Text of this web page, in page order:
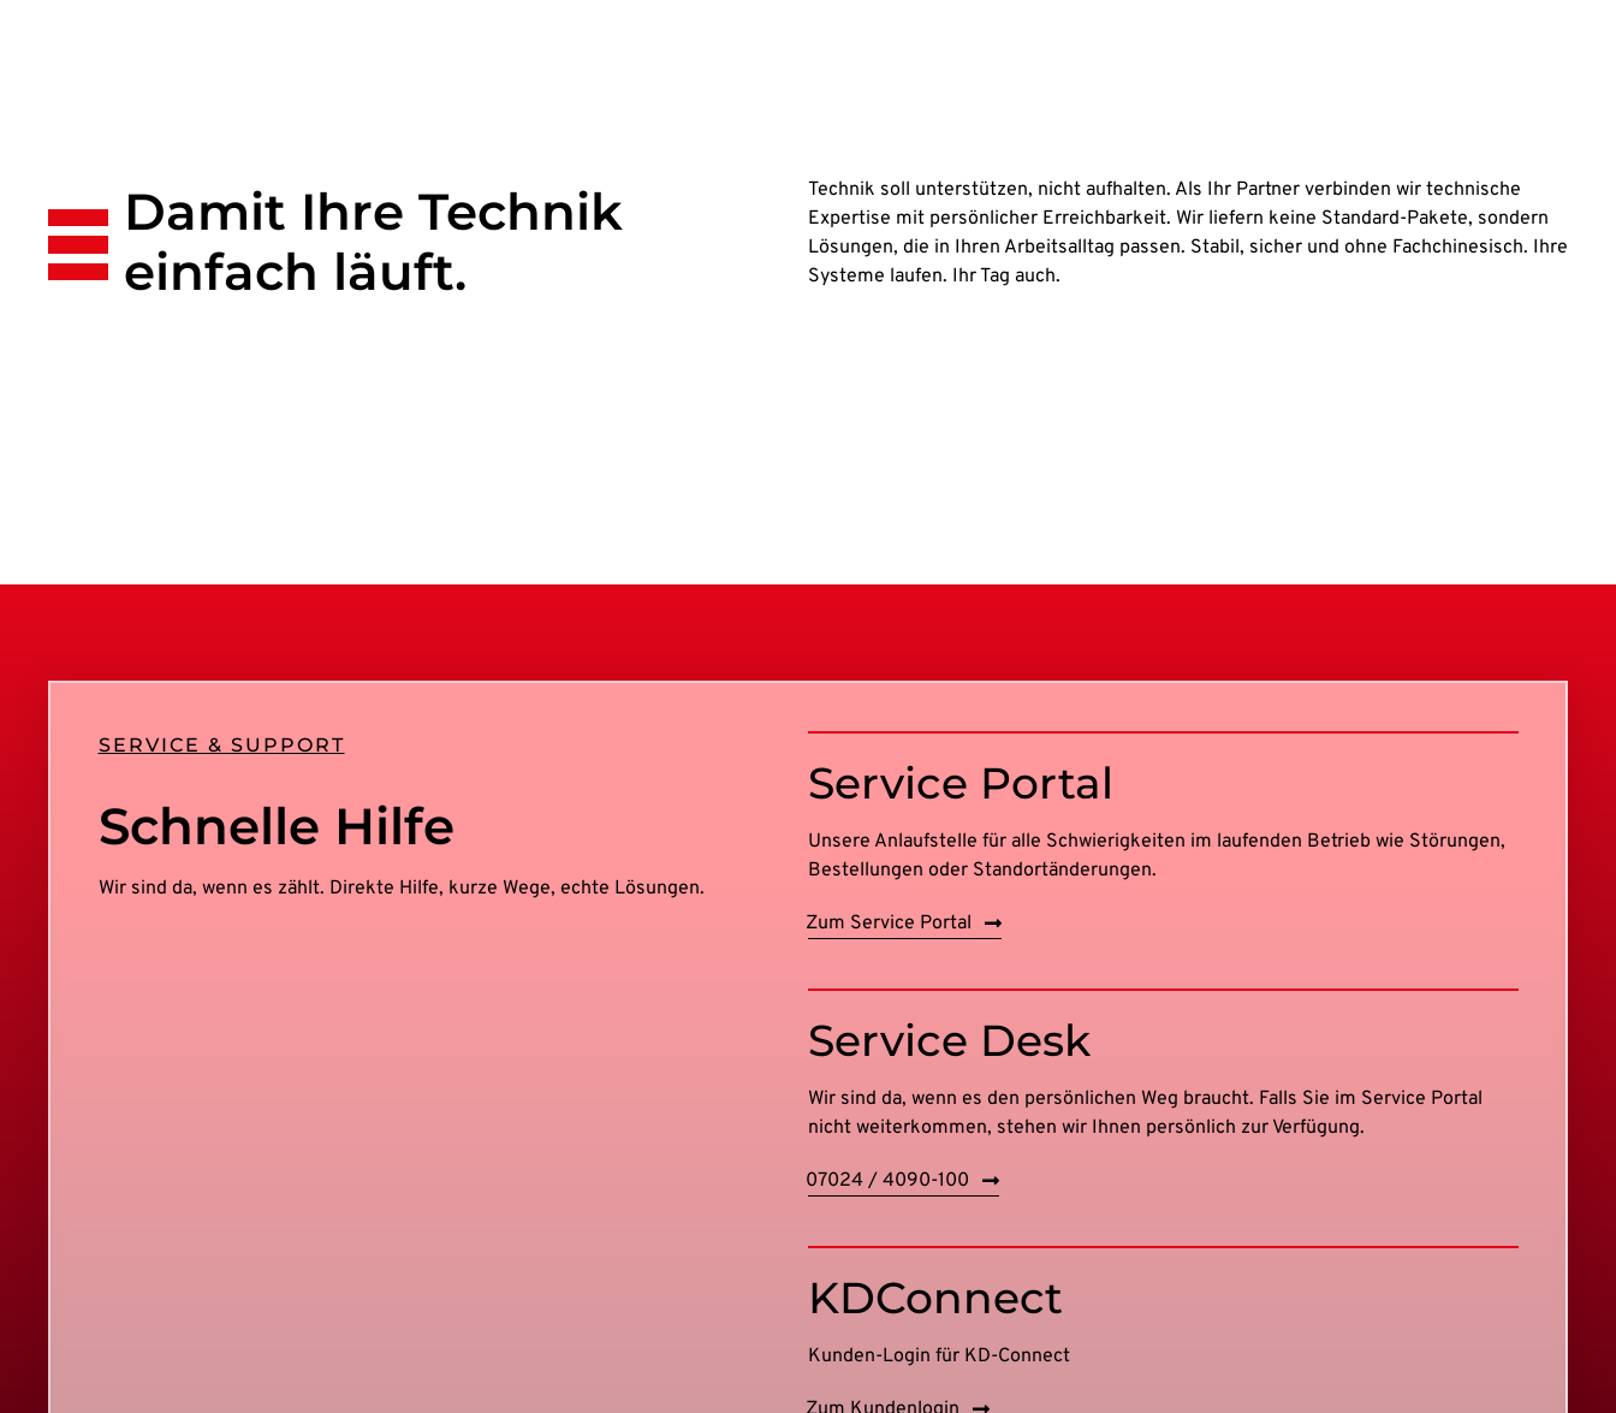
Damit Ihre Technik
einfach läuft.
Technik soll unterstützen, nicht aufhalten. Als Ihr Partner verbinden wir technische
Expertise mit persönlicher Erreichbarkeit. Wir liefern keine Standard-Pakete, sondern
Lösungen, die in Ihren Arbeitsalltag passen. Stabil, sicher und ohne Fachchinesisch. Ihre
Systeme laufen. Ihr Tag auch.
SERVICE & SUPPORT
Schnelle Hilfe
Wir sind da, wenn es zählt. Direkte Hilfe, kurze Wege, echte Lösungen.
Service Portal
Unsere Anlaufstelle für alle Schwierigkeiten im laufenden Betrieb wie Störungen,
Bestellungen oder Standortänderungen.
Zum Service Portal
Service Desk
Wir sind da, wenn es den persönlichen Weg braucht. Falls Sie im Service Portal
nicht weiterkommen, stehen wir Ihnen persönlich zur Verfügung.
07024 / 4090-100
KDConnect
Kunden-Login für KD-Connect